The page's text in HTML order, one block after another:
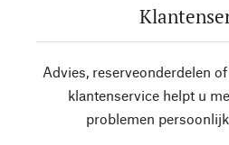
Advies, reserveonderdelen
klantenservice helpt u
problemen